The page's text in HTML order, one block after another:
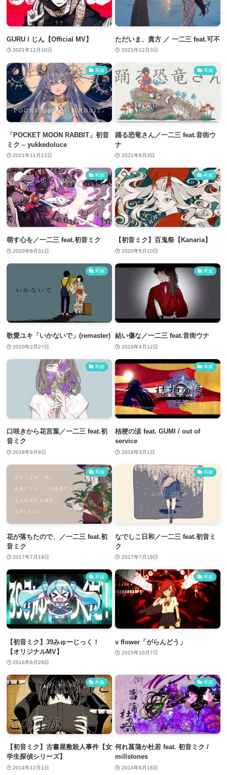
GURU / じん【Official MV】
2021年12月10日
ただいま、貴方 ／ 一二三 feat.可不
2021年12月3日
和風
「POCKET MOON RABBIT」初音
ミク – yukkedoluce
2021年11月12日
和風
踊る恐竜さん／一二三 feat.音街ウ
ナ
2021年6月3日
和風
萌す心を／一二三 feat.初音ミク
2020年8月31日
和風
【初音ミク】百鬼祭【Kanaria】
2020年5月10日
和風
歌愛ユキ「いかないで」(remaster)
2020年2月27日
和風
結い傷な／一二三 feat.音街ウナ
2019年4月12日
和風
口咲きから花言葉／一二三 feat.初
音ミク
2018年9月8日
和風
桔梗の涙 feat. GUMI / out of
service
2018年3月1日
和風
花が落ちたので、／一二三 feat.初
音ミク
2017年7月19日
和風
なでしこ日和／一二三 feat.初音ミ
ク
2017年7月19日
和風
【初音ミク】39みゅーじっく！
【オリジナルMV】
2016年6月29日
和風
v flower「がらんどう」
2015年10月7日
和風
【初音ミク】古書屋敷殺人事件【女
学生探偵シリーズ】
2014年12月1日
和風
何れ菖蒲か杜若 feat. 初音ミク /
millstones
2014年6月18日